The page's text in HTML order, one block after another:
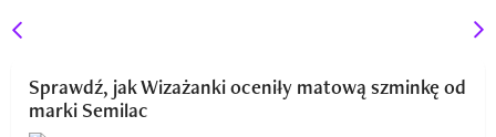
Sprawdź, jak Wizażanki oceniły matową szminkę od
marki Semilac